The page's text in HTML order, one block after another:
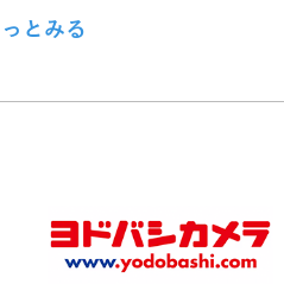
台様広敷番頭、並びに、将軍御
千代田城に登城する香四郎。そ
闘する江戸っ子侍。見えてきた
とみる